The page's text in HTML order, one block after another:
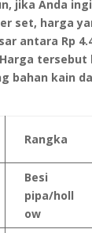
jika Anda
set, harga
antara Rp
Harga
bahan kain
Rangka
Besi
pipa/holl
ow